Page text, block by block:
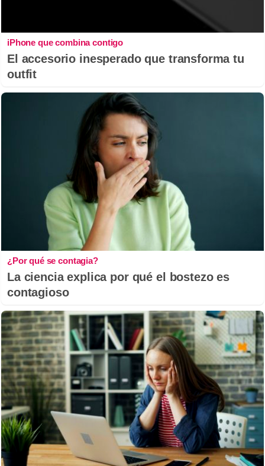
iPhone que combina contigo
El accesorio inesperado que transforma tu
outfit
¿Por qué se contagia?
La ciencia explica por qué el bostezo es
contagioso